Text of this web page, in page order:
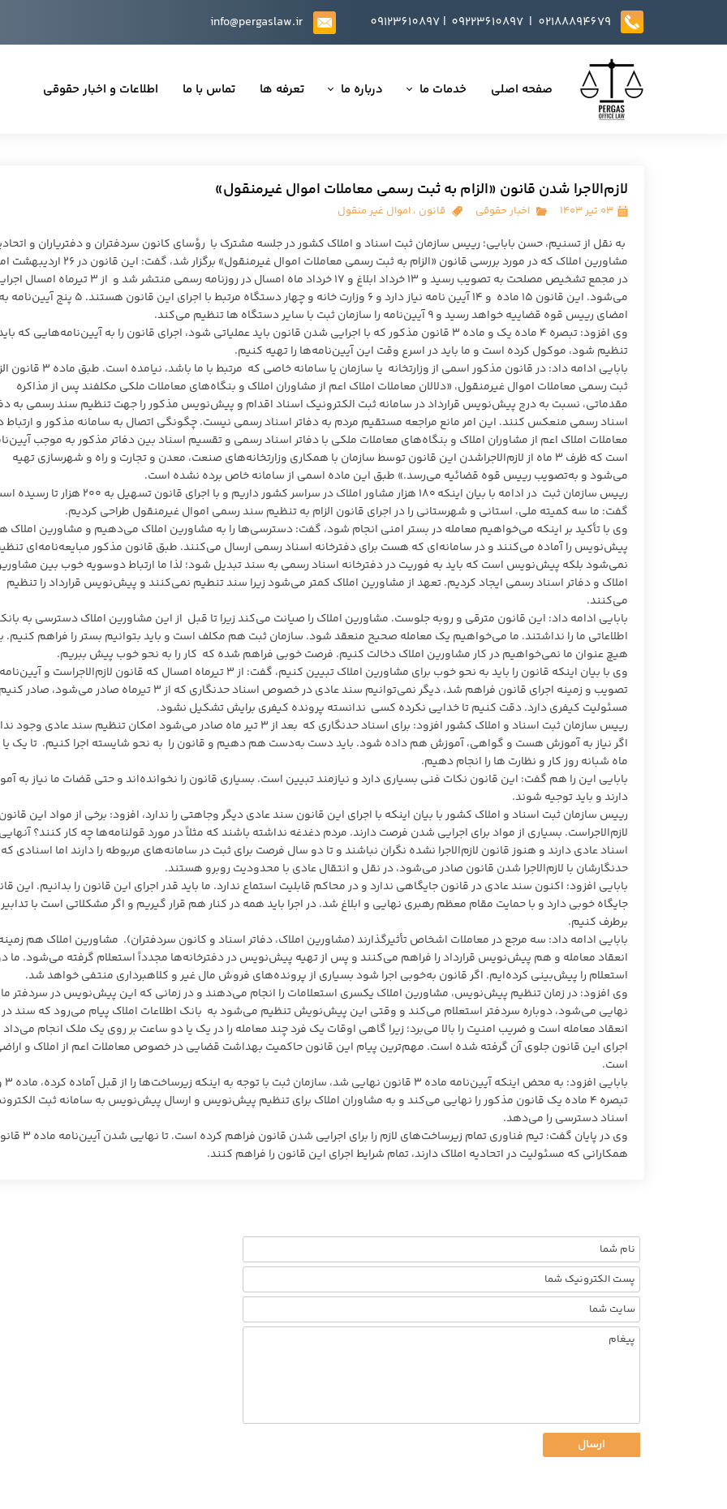
صفحه اصلی خدمات ما
مذاکره، تنظیم و بازبینی قراردادها
ارائه خدمات مشاوره حقوقی
داوری
انجام کلیه مسائل ثبتی
درباره ما تعرفه ها تماس با ما اطلاعات و اخبار حقوقی
09123610897| 09223610897​​​​​​​ | 02188894679
info@pergaslaw.ir
لازم‌الاجرا شدن قانون «الزام به ثبت رسمی معاملات اموال غیرمنقول»
۰۳ تیر ۱۴۰۳ اخبار حقوقی قانون ، اموال غیر منقول
به نقل از تسنیم، حسن بابایی؛ رییس سازمان ثبت اسناد و املاک کشور در جلسه مشترک با رؤسای کانون سردفتران و دفتریاران و
مشاورین املاک که در مورد بررسی قانون «الزام به ثبت رسمی معاملات اموال غیرمنقول» برگزار
در مجمع تشخیص مصلحت به تصویب رسید و ۱۳ خرداد ابلاغ و ۱۷ خرداد ماه امسال در روزنامه رسمی منتشر شد و از ۳ تیرماه
می‌شود. این قانون ۱۵ ماده و ۱۴ آیین نامه نیاز دارد و ۶ وزارت خانه و چهار دستگاه مرتبط با اجرای این قانون هستند. ۵ پنج آیین‌نامه به
امضای رییس قوه قضاییه خواهد رسید و ۹ آیین‌نامه را سازمان ثبت با سایر دستگاه ها تنظیم می‌کند.
وی افزود: تبصره ۴ ماده یک و ماده ۳ قانون مذکور که با اجرایی شدن قانون باید عملیاتی شود، اجرای قانون را به آیین‌نامه‌هایی که
تنظیم شود، موکول کرده است و ما باید در اسرع وقت این آیین‌نامه‌ها را تهیه کنیم.
بابایی ادامه داد: در قانون مذکور اسمی از وزارتخانه یا سازمان یا سامانه
ثبت رسمی معاملات اموال غیرمنقول، «دلالان معاملات املاک اعم از مشاوران املاک و بنگاه‌های معاملات ملکی مکلفند پس از مذاکره
مقدماتی، نسبت به درج پیش‌نویس قرارداد در سامانه‌ ثبت الکترونیک اسناد اقدام و پیش‌نویس مذکور را جهت تنظیم سند رسمی به
اسناد رسمی منعکس کنند. این امر مانع مراجعه مستقیم مردم به دفاتر اسناد رسمی نیست. چگونگی اتصال به سامانه مذکور و ارتباط
معاملات املاک اعم از مشاوران املاک و بنگاه‌های معاملات ملکی با دفاتر اسناد رسمی و تقسیم اسناد بین دفاتر مذکور به موجب
است که ظرف ۳ ماه از لازم‌الاجراشدن این قانون توسط سازمان با همکاری وزارتخانه‌های صنعت، معدن و تجارت و راه و شهرسازی تهیه
می‌شود و به‌تصویب رییس قوه قضائیه می‌رسد.» طبق این ماده اسمی از سامانه خاص برده نشده است.
رییس سازمان ثبت در ادامه با بیان اینکه ۱۸۰ هزار مشاور املاک در سراسر کشور داریم و با اجرای قانون تسهیل به ۲۰۰
گفت: ما سه کمیته ملی، استانی و شهرستانی را در اجرای قانون الزام به تنظیم سند رسمی اموال غیرمنقول طراحی کردیم.
وی با تأکید بر اینکه می‌خواهیم معامله در بستر امنی انجام شود، گفت: دسترسی‌ها را به مشاورین املاک می‌دهیم و مشاورین املاک
پیش‌نویس را آماده می‌کنند و در سامانه‌ای که هست برای دفترخانه اسناد رسمی ارسال می‌کنند. طبق قانون مذکور مبایعه‌نامه‌ای
نمی‌شود بلکه پیش‌نویس است که باید به فوریت در دفترخانه اسناد رسمی به سند تبدیل شود؛ لذا ما ارتباط دوسویه خوب بین
املاک و دفاتر اسناد رسمی ایجاد کردیم. تعهد از مشاورین املاک کمتر می‌شود زیرا سند تنطیم نمی‌کنند و پیش‌نویس قرارداد را تنظیم
می‌کنند.
بابایی ادامه داد: این قانون مترقی و روبه جلوست. مشاورین املاک را صیانت می‌کند زیرا تا قبل از این مشاورین املاک دسترسی به
اطلاعاتی ما را نداشتند. ما می‌خواهیم یک معامله صحیح منعقد شود. سازمان ثبت هم مکلف است و باید بتوانیم بستر را فراهم‌ کنیم.
هیچ عنوان ما نمی‌خواهیم در کار مشاورین املاک دخالت کنیم. فرصت خوبی فراهم‌ شده که کار را به نحو خوب پیش ببریم.
وی با بیان اینکه قانون را باید به نحو خوب برای مشاورین املاک تبیین کنیم، گفت: از ۳ تیرماه امسال که قانون لازم‌الاجراست و
تصویب و زمینه اجرای قانون فراهم شد، دیگر نمی‌توانیم‌ سند عادی در خصوص اسناد حدنگاری که از ۳ تیرماه صادر می‌شود،
مسئولیت کیفری دارد. دقت کنیم تا خدایی نکرده کسی ندانسته پرونده کیفری برایش تشکیل نشود.
رییس سازمان ثبت اسناد و املاک کشور افزود: برای اسناد حدنگاری که بعد از ۳ تیر ماه صادر می‌شود امکان تنظیم سند عادی
اگر نیاز به آموزش هست و گواهی، آموزش هم داده شود. باید دست به‌دست هم دهیم و قانون را به نحو شایسته اجرا کنیم. تا یک
ماه شبانه روز کار و نظارت ها را انجام دهیم.
بابایی این را هم گفت: این قانون نکات فنی بسیاری دارد و نیازمند تبیین است. بسیاری قانون را نخوانده‌اند و حتی قضات ما نیاز به
دارند و باید توجیه شوند.
رییس سازمان ثبت اسناد و املاک کشور با بیان اینکه با اجرای این قانون سند عادی دیگر وجاهتی را ندارد، افزود: برخی از مواد این قانون
لازم‌الاجراست. بسیاری از مواد برای اجرایی شدن فرصت دارند. مردم دغدغه نداشته باشند که مثلاً در مورد قولنامه‌ها چه کار کنند؟
اسناد عادی دارند و هنوز قانون لازم‌الاجرا نشده نگران نباشند و تا دو سال فرصت برای ثبت در سامانه‌های مربوطه را دارند اما اسنادی
حدنگارشان با لازم‌الاجرا شدن قانون صادر می‌شود، در نقل و انتقال عادی با محدودیت روبرو هستند.
بابایی افزود: اکنون سند عادی در قانون جایگاهی ندارد و در محاکم قابلیت استماع ندارد. ما باید قدر اجرای این قانون را بدانیم. این
جایگاه خوبی دارد و با حمایت مقام معظم رهبری نهایی و ابلاغ شد. در اجرا باید همه در کنار هم قرار گیریم و اگر مشکلاتی است با تدابیر
برطرف کنیم.
بابایی ادامه داد: سه مرجع در معاملات اشخاص تأثیرگذارند (مشاورین املاک، دفاتر اسناد و کانون سردفتران). مشاورین املاک هم
انعقاد معامله و هم‌ پیش‌نویس قرارداد را فراهم می‌کنند و پس از تهیه پیش‌نویس در دفترخانه‌ها مجدداً استعلام گرفته می‌شود. ما
استعلام را پیش‌بینی کرده‌ایم. اگر قانون به‌خوبی اجرا شود بسیاری از پرونده‌های فروش مال غیر و کلاهبرداری منتفی خواهد شد.
وی افزود: در زمان تنظیم پیش‌نویس، مشاورین املاک یکسری استعلامات را انجام می‌دهند و در زمانی که این پیش‌نویس در سردفتر ما
نهایی می‌شود، دوباره سردفتر استعلام می‌کند و وقتی این پیش‌نویش تنظیم می‌شود به بانک اطلاعات املاک پیام می‌رود که سند
انعقاد معامله است و ضریب امنیت را بالا می‌برد؛ زیرا گاهی اوقات یک فرد چند معامله را در یک یا دو ساعت بر روی یک ملک انجام می‌داد
اجرای این قانون جلوی آن گرفته شده است. مهم‌ترین پیام این قانون حاکمیت بهداشت قضایی در خصوص معاملات اعم از املاک و
است.
بابایی افزود: به محض اینکه
تبصره ۴ ماده یک قانون مذکور را نهایی می‌کند و به مشاوران املاک برای تنظیم پیش‌نویس و ارسال پیش‌نویس به سامانه ثبت
اسناد دسترسی را می‌دهد.
وی در پایان گفت: تیم فناوری تمام زیرساخت‌های لازم را برای اجرایی شدن
همکارانی که مسئولیت در اتحادیه املاک دارند، تمام شرایط اجرای این قانون را فراهم‌ کنند.
ارسال